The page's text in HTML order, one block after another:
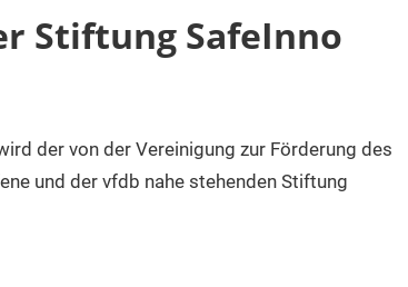
Stiftung SafeInno
der von der Vereinigung zur Förderung des
und der vfdb nahe stehenden Stiftung